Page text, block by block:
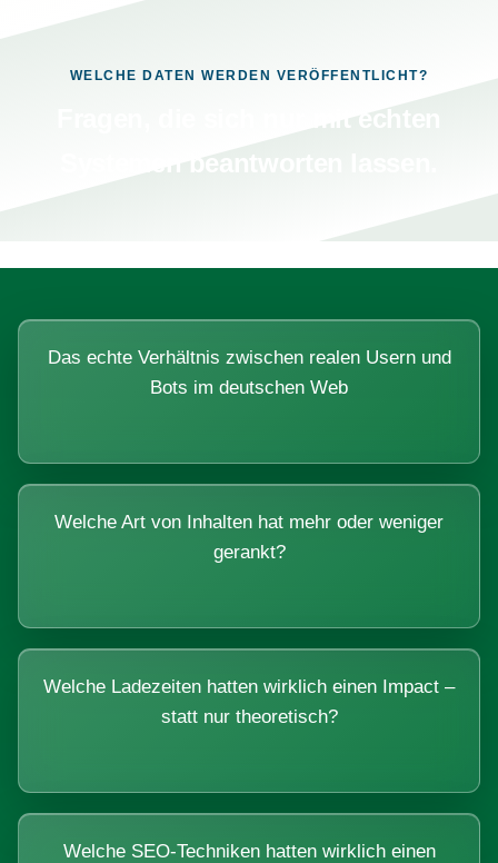
WELCHE DATEN WERDEN VERÖFFENTLICHT?
Das echte Verhältnis zwischen realen Usern und
Bots im deutschen Web
Welche Art von Inhalten hat mehr oder weniger
gerankt?
Welche Ladezeiten hatten wirklich einen Impact –
statt nur theoretisch?
Welche SEO-Techniken hatten wirklich einen